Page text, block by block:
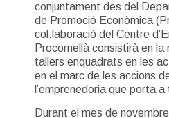
conjuntament des del
de Promoció Econòmica
col.laboració del Centre
Procornellà consistirà en
tallers enquadrats en les
en el marc de les accions
l’emprenedoria que porta a
Durant el mes de